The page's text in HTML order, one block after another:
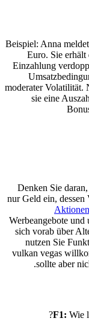
Beispiel: Anna
Euro. Sie
Einzahlung
moderater Volatilität.
sie eine
Denken Sie
nur Geld ein, dessen
Aktionen
Werbeangebote
sich vorab über
nutzen Sie
vulkan vegas
sollte aber
F1: Wie